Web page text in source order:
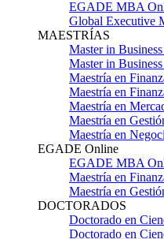
EGADE MBA
Global Executive
MAESTRÍAS
Master in
Master in
Maestría en
Maestría en
Maestría en
Maestría en
Maestría en
EGADE Online
EGADE MBA
Maestría en
Maestría en
DOCTORADOS
Doctorado en
Doctorado en